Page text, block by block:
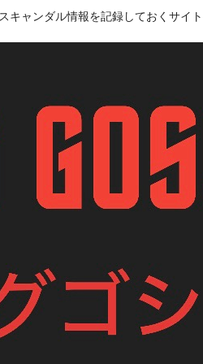
キャンダル情報を記録しておくサイ